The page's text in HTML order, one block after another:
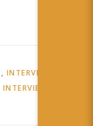
, INTERVIEW
INTERVIEW